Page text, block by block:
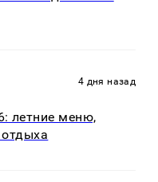
4 дня назад
летние меню,